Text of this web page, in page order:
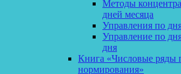
Методы
дней месяца
Управления по
Управление по
дня
Книга «Числовые ряды
нормирования»